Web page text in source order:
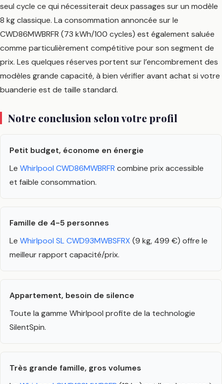
seul cycle ce qui nécessiterait deux passages sur un modèle
8 kg classique. La consommation annoncée sur le
CWD86MWBRFR (73 kWh/100 cycles) est également saluée
comme particulièrement compétitive pour son segment de
prix. Les quelques réserves portent sur l’encombrement des
modèles grande capacité, à bien vérifier avant achat si votre
buanderie est de taille standard.
Notre conclusion selon votre profil
Petit budget, économe en énergie
Le Whirlpool CWD86MWBRFR combine prix accessible
et faible consommation.
Famille de 4-5 personnes
Le Whirlpool SL CWD93MWBSFRX (9 kg, 499 €) offre le
meilleur rapport capacité/prix.
Appartement, besoin de silence
Toute la gamme Whirlpool profite de la technologie
SilentSpin.
Très grande famille, gros volumes